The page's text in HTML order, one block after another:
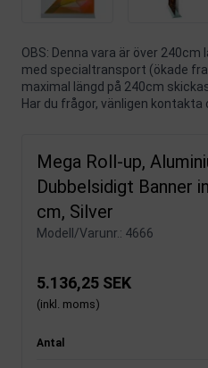
OBS: Denna vara är över
med specialtransport (ökade
maximal längd på 240cm
Har du frågor, vänligen kontakta
Mega Roll-up,
Dubbelsidigt Banner
cm, Silver
Modell/Varunr.: 4666
5.136,25 SEK
(inkl. moms)
Antal